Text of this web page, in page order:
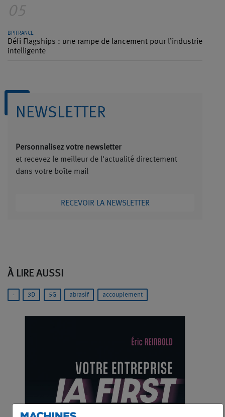
05
BPIFRANCE
Défi Flagships : une rampe de lancement pour l’industrie
intelligente
NEWSLETTER
Personnalisez votre newsletter
et recevez le meilleur de l'actualité directement
dans votre boîte mail
RECEVOIR LA NEWSLETTER
À LIRE AUSSI
- 3D 5G abrasif accouplement